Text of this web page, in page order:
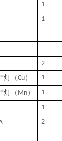
1
1
2
*灯（Cu） 1
*灯（ Mn） 1
1
2